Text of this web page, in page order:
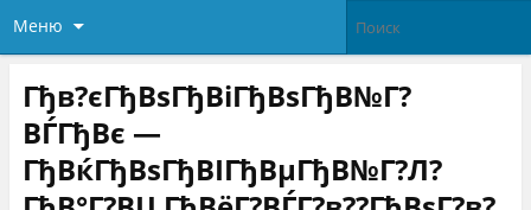
Меню
Гђв?єГђВѕГђВіГђВѕГђВ№Г?
ВЃГђВє —
ГђВќГђВѕГђВІГђВµГђВ№Г?Л?